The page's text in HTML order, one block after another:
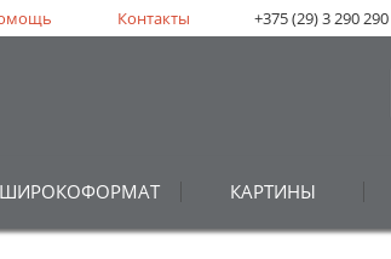
ШИРОКОФОРМАТ КАРТИНЫ
Контакты +375 (29) 3 290 290